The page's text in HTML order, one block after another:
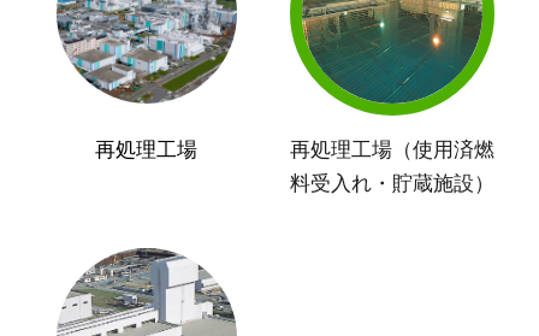
再処理工場
再処理工場（使用済燃
料受入れ・貯蔵施設）